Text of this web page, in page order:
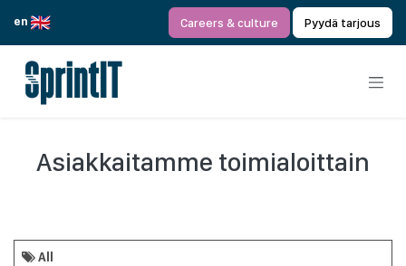
en
Careers & culture Pyydä tarjous
Asiakkaitamme toimialoittain
All